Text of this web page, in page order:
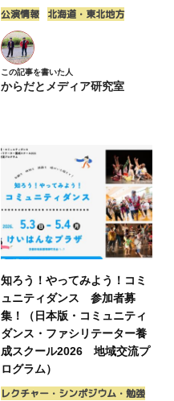
公演情報 北海道・東北地方
この記事を書いた人
からだとメディア研究室
知ろう！やってみよう！コミ
ュニティダンス 参加者募
集！（日本版・コミュニティ
ダンス・ファシリテーター養
成スクール2026 地域交流プ
ログラム）
レクチャー・シンポジウム・勉強